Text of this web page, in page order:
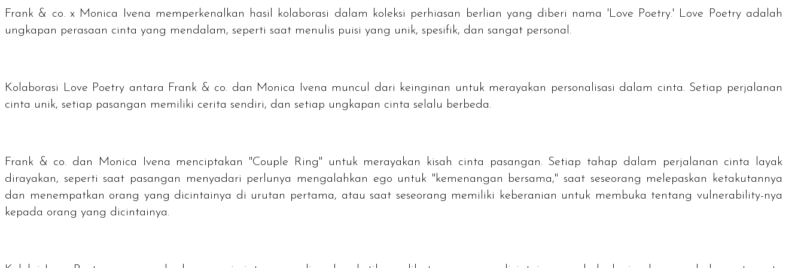
Frank & co. x Monica Ivena memperkenalkan hasil kolaborasi dalam koleksi perhiasan berlian yang diberi nama 'Love Poetry.' Love Poetry adalah
ungkapan perasaan cinta yang mendalam, seperti saat menulis puisi yang unik, spesifik, dan sangat personal.
Kolaborasi Love Poetry antara Frank & co. dan Monica Ivena muncul dari keinginan untuk merayakan personalisasi dalam cinta. Setiap perjalanan
cinta unik, setiap pasangan memiliki cerita sendiri, dan setiap ungkapan cinta selalu berbeda.
Frank & co. dan Monica Ivena menciptakan "Couple Ring" untuk merayakan kisah cinta pasangan. Setiap tahap dalam perjalanan cinta layak
dirayakan, seperti saat pasangan menyadari perlunya mengalahkan ego untuk "kemenangan bersama," saat seseorang melepaskan ketakutannya
dan menempatkan orang yang dicintainya di urutan pertama, atau saat seseorang memiliki keberanian untuk membuka tentang vulnerability-nya
kepada orang yang dicintainya.